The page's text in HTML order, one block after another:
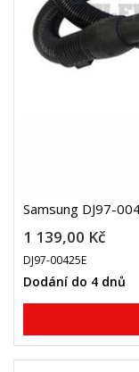
Samsung DJ97-
1 139,00 Kč
DJ97-00425E
Dodání do 4 dnů